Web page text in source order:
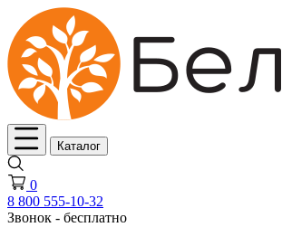
Каталог
0
8 800 555-10-32
Звонок - бесплатно